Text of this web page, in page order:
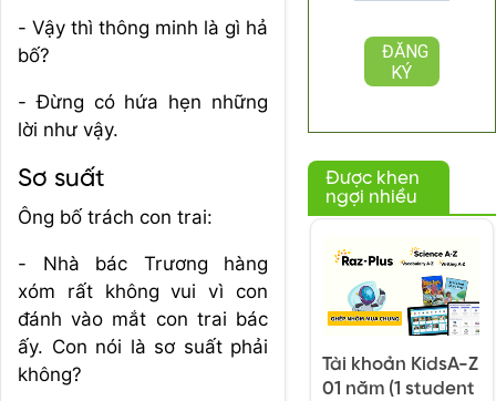
- Vậy thì thông minh là gì hả
bố?
- Đừng có hứa hẹn những
lời như vậy.
Sơ suất
Ông bố trách con trai:
- Nhà bác Trương hàng
xóm rất không vui vì con
đánh vào mắt con trai bác
ấy. Con nói là sơ suất phải
không?
Được khen
ngợi nhiều
Tài khoản KidsA-Z
01 năm (1 student